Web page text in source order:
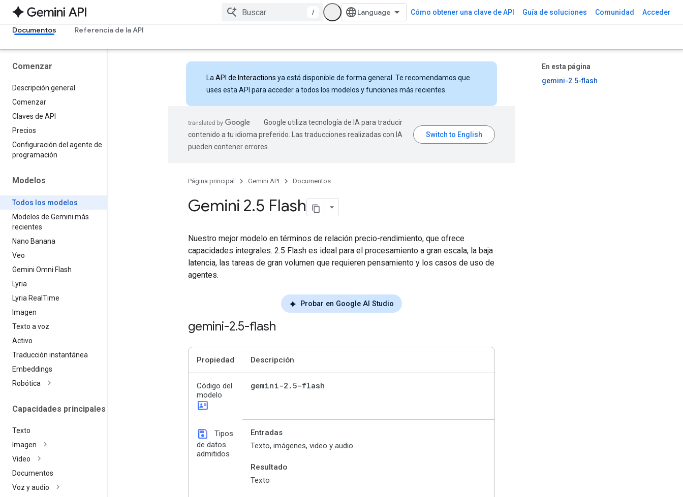
/ Cómo obtener una clave de API Guía de soluciones Comunidad Acceder
Documentos Referencia de la API
Comenzar
Descripción general
Comenzar
Claves de API
Precios
Configuración del agente de
programación
Modelos
Todos los modelos
Modelos de Gemini más
recientes
Nano Banana
Veo
Gemini Omni Flash
Lyria
Lyria Real Time
Imagen
Texto a voz
Activo
Traducción instantánea
Embeddings
Robótica
Capacidades principales
Texto
Imagen
Video
Documentos
Voz y audio
En esta página
gemini-2.5-flash
La API de Interactions ya está disponible de forma general. Te recomendamos que
uses esta API para acceder a todos los modelos y funciones más recientes.
Google utiliza tecnología de IA para traducir
contenido a tu idioma preferido. Las traducciones realizadas con IA
pueden contener errores.
Página principal Gemini API Documentos
Gemini 2.5 Flash
Nuestro mejor modelo en términos de relación precio-rendimiento, que ofrece
capacidades integrales. 2.5 Flash es ideal para el procesamiento a gran escala, la baja
latencia, las tareas de gran volumen que requieren pensamiento y los casos de uso de
agentes.
Probar en Google AI Studio
gemini-2.5-flash
Propiedad Descripción
Código del
modelo
id_card
gemini-2 .5-flash
save
Tipos
de datos
admitidos
Entradas
Texto, imágenes, video y audio
Resultado
Texto